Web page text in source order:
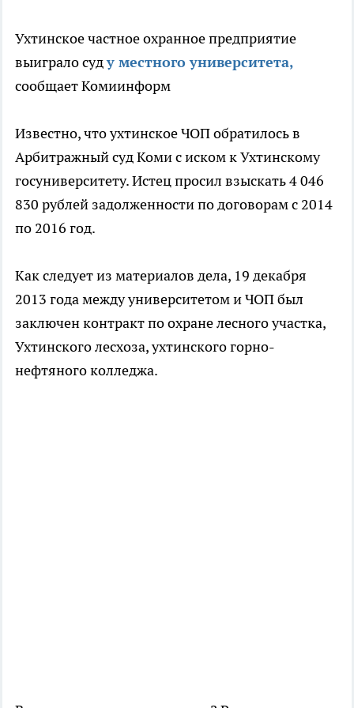
Ухтинское частное охранное предприятие
выиграло суду местного университета,
сообщает Комиинформ
Известно, что ухтинское ЧОП обратилось в
Арбитражный суд Коми с иском к Ухтинскому
госуниверситету. Истец просил взыскать 4 046
830 рублей задолженности по договорам с 2014
по 2016 год.
Как следует из материалов дела, 19 декабря
2013 года между университетом и ЧОП был
заключен контракт по охране лесного участка,
Ухтинского лесхоза, ухтинского горно-
нефтяного колледжа.